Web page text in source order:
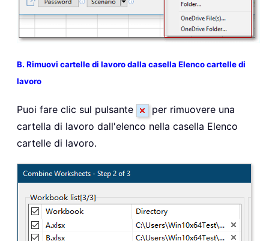
B. Rimuovi cartelle di lavoro dalla casella Elenco cartelle di
lavoro
Puoi fare clic sul pulsante
per rimuovere una
cartella di lavoro dall'elenco nella casella Elenco
cartelle di lavoro.